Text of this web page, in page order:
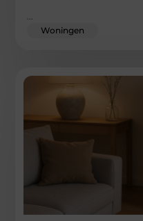
...
Woningen